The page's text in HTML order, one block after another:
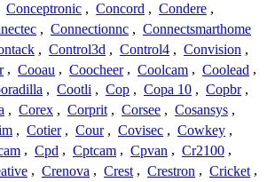
Conceptronic , Concord , Condere ,
, Connectionnc , Connectsmarthome
, Control3d , Control4 , Convision ,
, Cooau , Coocheer , Coolcam , Coolead ,
, Cootli , Cop , Copa 10 , Copbr ,
, Corex , Corprit , Corsee , Cosansys ,
, Cotier , Cour , Covisec , Cowkey ,
, Cpd , Cptcam , Cpvan , Cr2100 ,
, Crenova , Crest , Crestron , Cricket ,